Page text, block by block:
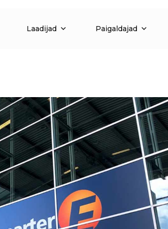
Laadijad Paigaldajad